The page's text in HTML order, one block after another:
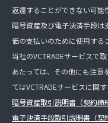
返還することができない可能
暗号資産及び電子決済手段は
価の支払いのために使用する
当社のVCTRADEサービスで
あたっては、その他にも注意
てはVCTRADEサービスに関
暗号資産取引説明書（契約締
電子決済手段取引説明書（契